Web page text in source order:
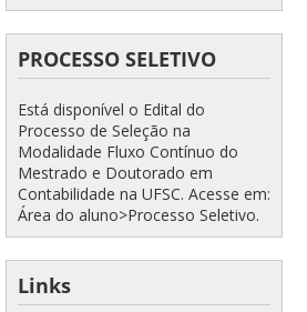
PROCESSO SELETIVO
Está disponível o Edital do
Processo de Seleção na
Modalidade Fluxo Contínuo do
Mestrado e Doutorado em
Contabilidade na UFSC. Acesse em:
Área do aluno>Processo Seletivo.
Links